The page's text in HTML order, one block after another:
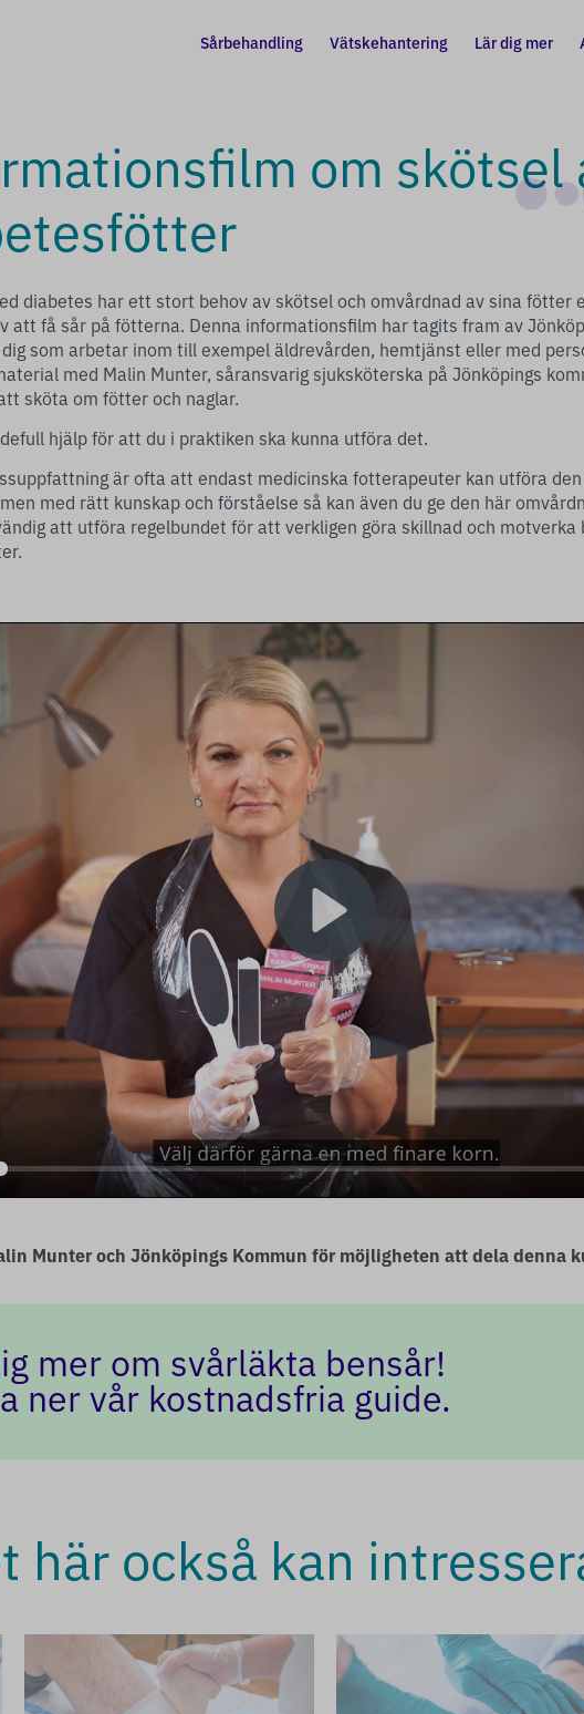
Sårbehandling Vätskehantering Lär dig mer
om skötsel
diabetes har ett stort behov av skötsel och omvårdnad av sina fötter
att få sår på fötterna. Denna informationsfilm har tagits fram av
som arbetar inom till exempel äldrevården, hemtjänst eller med
med Malin Munter, såransvarig sjuksköterska på Jönköpings
sköta om fötter och naglar.
hjälp för att du i praktiken ska kunna utföra det.
är ofta att endast medicinska fotterapeuter kan utföra
med rätt kunskap och förståelse så kan även du ge den här
att utföra regelbundet för att verkligen göra skillnad och motverka
Play
Munter och Jönköpings Kommun för möjligheten att dela denna
mer om svårläkta bensår!
ner vår kostnadsfria guide.
här också kan